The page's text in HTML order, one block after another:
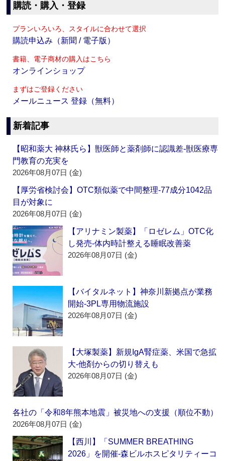
購読・購入・登録
プランいろいろ、スタイルに合わせて選択
購読申込み（新聞 / 電子版）
書籍、電子商材の購入はこちら
オンラインショップ
まずはご登録ください
メールニュース 登録（無料）
新着記事
【昭和薬大 神林氏ら】獣医師と薬剤師に認識差‐獣医療専
門教育の充実を
2026年08月07日 (金)
【厚労省検討会】OTC類似薬で中間整理‐77成分1042品
目が対象に
2026年08月07日 (金)
【アリナミン製薬】「ロゼレム」OTC化
し発売‐体内時計整える睡眠改善薬
2026年08月07日 (金)
【バイタルネット】神奈川新拠点が業務
開始‐3PL専用物流施設
2026年08月07日 (金)
【大塚製薬】新規IgA腎症薬、米国で急拡
大‐他剤からの切り替えも
2026年08月07日 (金)
各社の「令和8年熊本地震」被災地への支援（順位不動）
2026年08月07日 (金)
【西川】「SUMMER BREATHING
2026」を開催‐森ビルホスピタリティーコ